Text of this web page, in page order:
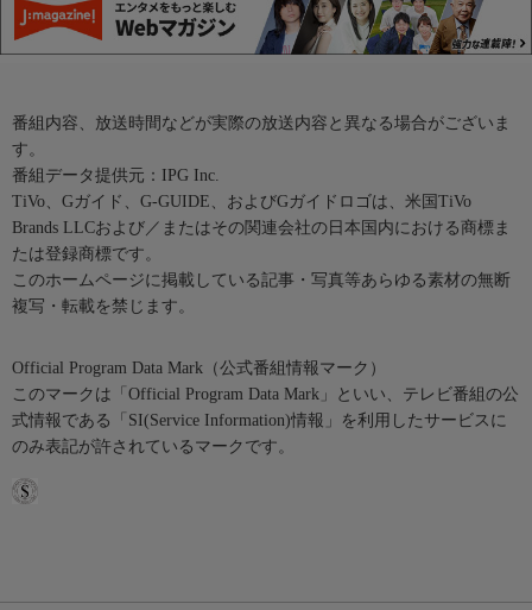
番組内容、放送時間などが実際の放送内容と異なる場合がございま
す。
番組データ提供元：IPG Inc.
TiVo、Gガイド、G-GUIDE、およびGガイドロゴは、米国TiVo
Brands LLCおよび／またはその関連会社の日本国内における商標ま
たは登録商標です。
このホームページに掲載している記事・写真等あらゆる素材の無断
複写・転載を禁じます。
Official Program Data Mark（公式番組情報マーク）
このマークは「Official Program Data Mark」といい、テレビ番組の公
式情報である「SI(Service Information)情報」を利用したサービスに
のみ表記が許されているマークです。